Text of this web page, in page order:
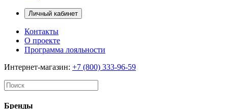
Личный кабинет
Контакты
О проекте
Программа лояльности
Интернет-магазин: +7 (800) 333-96-59
Бренды